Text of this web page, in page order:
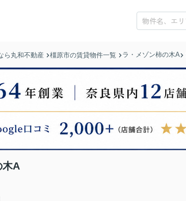
ら丸和不動産 橿原市の賃貸物件一覧 ラ・メゾン柿の木A
木A